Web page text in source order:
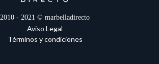
2010 - 2021 © marbelladirecto
Aviso Legal
Términos y condiciones